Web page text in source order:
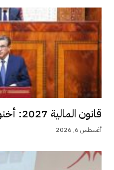
قانون المالية 2027: أخنوش يبقي على دعم...
أغسطس 6, 2026